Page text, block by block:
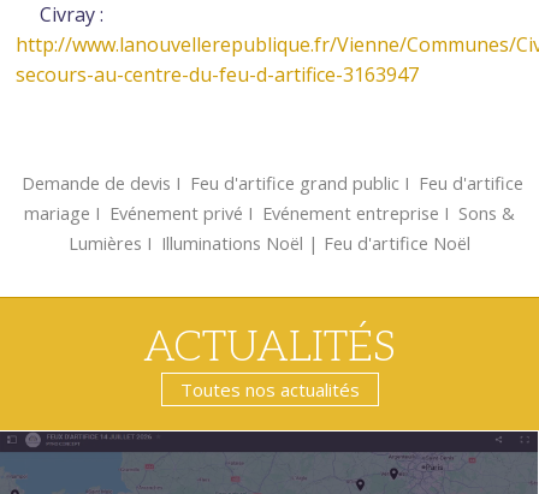
Civray :
http://www.lanouvellerepublique.fr/Vienne/Communes/
secours-au-centre-du-feu-d-artifice-3163947
Demande de devis Ι Feu d'artifice grand publicΙ Feu d'artifice
mariage Ι Evénement privé Ι Evénement entreprise Ι Sons &
Lumières Ι Illuminations Noël | Feu d'artifice Noël
ACTUALITÉS
Toutes nos actualités